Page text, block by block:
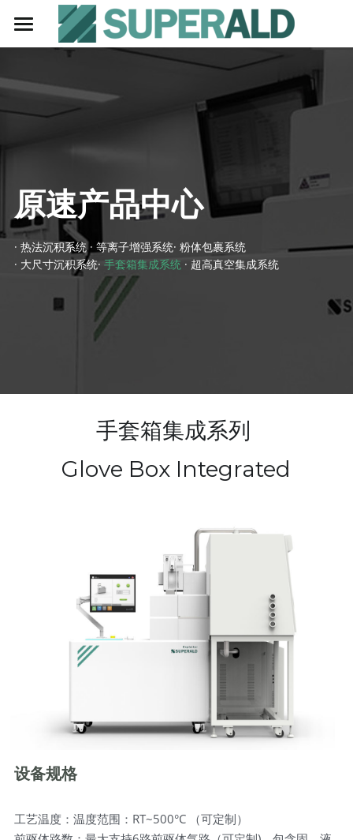
首页
技术介绍
· 太阳能电池
· 催化
· 锂电池
· 生物医疗
· OLED
Exploiter系列ALD设备
— 热法沉积系统
— 等离子增强系统
— 手套箱集成系统
— 粉体包裹系统
— 超高真空集成系统
技术与服务
关于我们
招贤纳士
联系我们
原速产品中心
· 热法沉积系统 · 等离子增强系统· 粉体包裹系统
· 大尺寸沉积系统· 手套箱集成系统 · 超高真空集成系统
手套箱集成系列
Glove Box Integrated
设备规格
工艺温度：温度范围：RT~500°C （可定制）